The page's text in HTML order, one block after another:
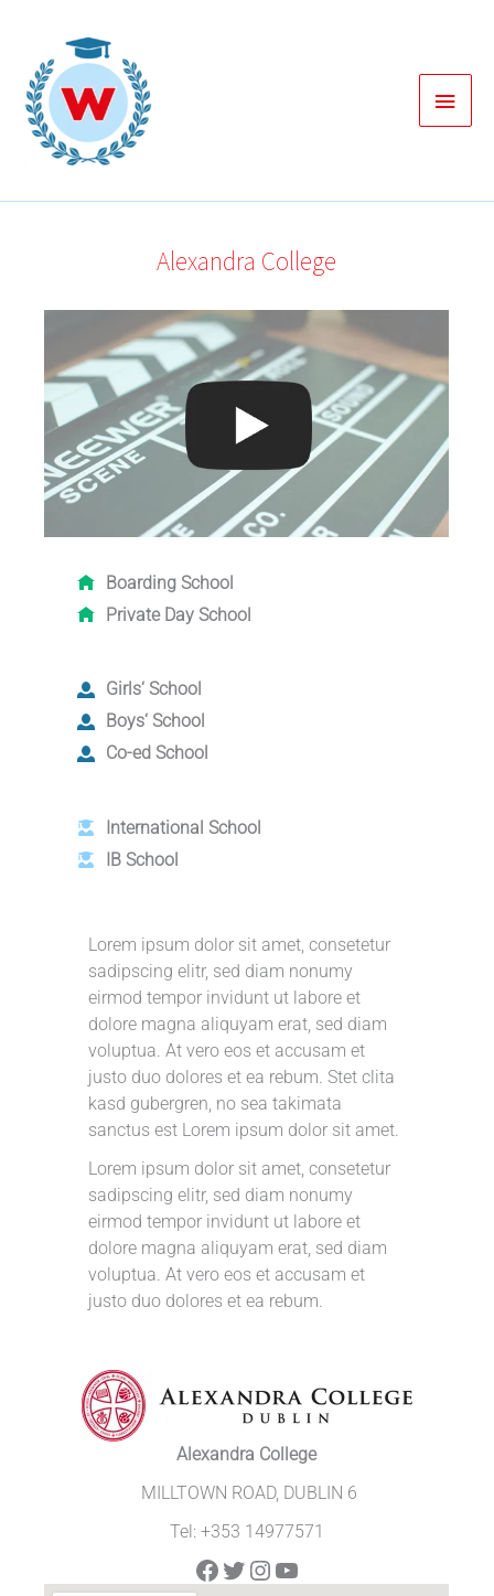
springen
Alexandra College
Boarding School
Private Day School
Girls‘ School
Boys‘ School
Co-ed School
International School
IB School
Lorem ipsum dolor sit amet, consetetur
sadipscing elitr, sed diam nonumy
eirmod tempor invidunt ut labore et
dolore magna aliquyam erat, sed diam
voluptua. At vero eos et accusam et
justo duo dolores et ea rebum. Stet clita
kasd gubergren, no sea takimata
sanctus est Lorem ipsum dolor sit amet.
Lorem ipsum dolor sit amet, consetetur
sadipscing elitr, sed diam nonumy
eirmod tempor invidunt ut labore et
dolore magna aliquyam erat, sed diam
voluptua. At vero eos et accusam et
justo duo dolores et ea rebum.
Alexandra College
MILLTOWN ROAD, DUBLIN 6
Tel: +353 14977571
Facebook
Twitter
Instagram
YouTube